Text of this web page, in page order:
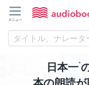
日本一※